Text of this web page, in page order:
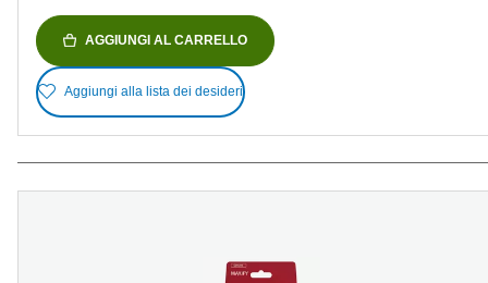
AGGIUNGI AL CARRELLO
Aggiungi alla lista dei desideri